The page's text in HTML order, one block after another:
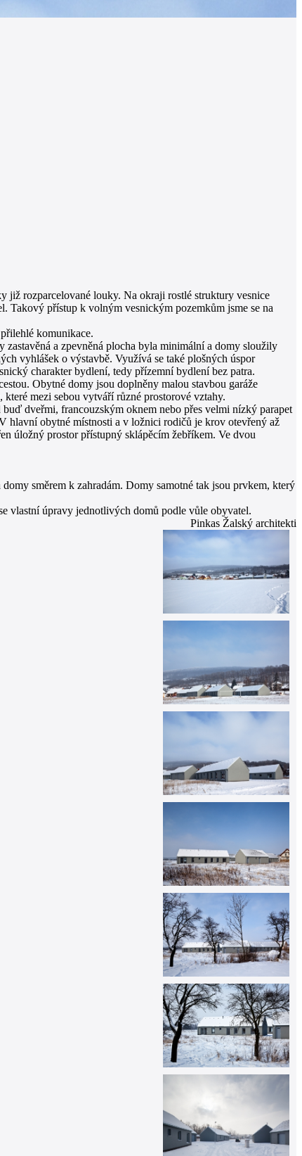
již rozparcelované louky. Na okraji rostlé struktury vesnice
Takový přístup k volným vesnickým pozemkům jsme se na
komunikace.
a zpevněná plocha byla minimální a domy sloužily
vyhlášek o výstavbě. Využívá se také plošných úspor
charakter bydlení, tedy přízemní bydlení bez patra.
Obytné domy jsou doplněny malou stavbou garáže
mezi sebou vytváří různé prostorové vztahy.
dveřmi, francouzským oknem nebo přes velmi nízký parapet
hlavní obytné místnosti a v ložnici rodičů je krov otevřený až
úložný prostor přístupný sklápěcím žebříkem. Ve dvou
směrem k zahradám. Domy samotné tak jsou prvkem, který
vlastní úpravy jednotlivých domů podle vůle obyvatel.
Pinkas Žalský architekti